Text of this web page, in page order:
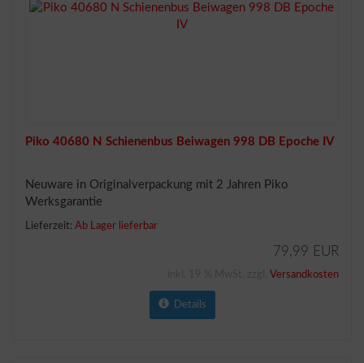
Piko 40680 N Schienenbus Beiwagen 998 DB Epoche IV
Neuware in Originalverpackung mit 2 Jahren Piko
Werksgarantie
Lieferzeit: Ab Lager lieferbar
79,99 EUR
Versandkosten
Details